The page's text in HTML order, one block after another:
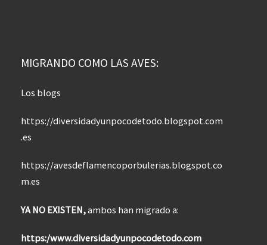
MIGRANDO COMO LAS AVES:
Los blogs
https://diversidadyunpocodetodo.blogspot.com
.es
https://avesdeflamencoporbulerias.blogspot.co
m.es
YA NO EXISTEN,ambos han migrado a:
https:/www.diversidadyunpocodetodo.com